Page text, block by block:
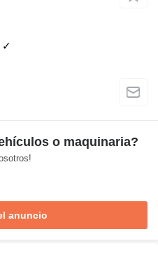
✓
o maquinaria?
anuncio